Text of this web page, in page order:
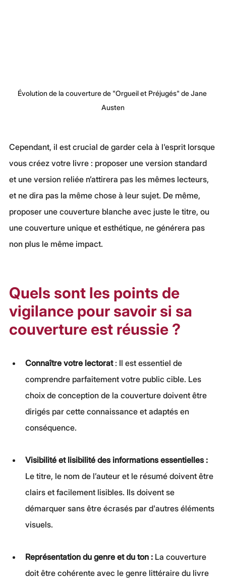
Évolution de la couverture de "Orgueil et Préjugés" de Jane
Austen
Cependant, il est crucial de garder cela à l'esprit lorsque
vous créez votre livre : proposer une version standard
et une version reliée n’attirera pas les mêmes lecteurs,
et ne dira pas la même chose à leur sujet. De même,
proposer une couverture blanche avec juste le titre, ou
une couverture unique et esthétique, ne générera pas
non plus le même impact.
Quels sont les points de
vigilance pour savoir si sa
couverture est réussie ?
Connaître votre lectorat : Il est essentiel de
comprendre parfaitement votre public cible. Les
choix de conception de la couverture doivent être
dirigés par cette connaissance et adaptés en
conséquence.
Visibilité et lisibilité des informations essentielles :
Le titre, le nom de l’auteur et le résumé doivent être
clairs et facilement lisibles. Ils doivent se
démarquer sans être écrasés par d'autres éléments
visuels.
Représentation du genre et du ton : La couverture
doit être cohérente avec le genre littéraire du livre